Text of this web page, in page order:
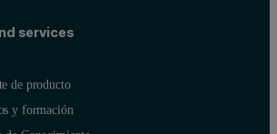
services
de producto
y formación